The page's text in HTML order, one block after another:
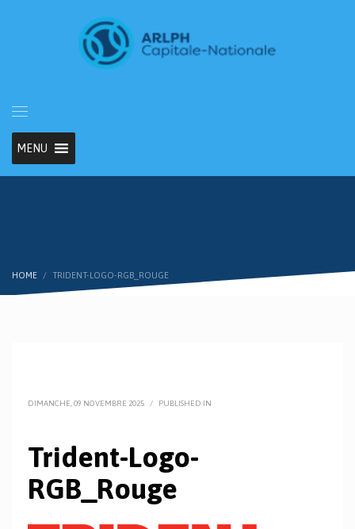
MENU
HOME TRIDENT-LOGO-RGB_ROUGE
DIMANCHE, 09 NOVEMBRE 2025 / PUBLISHED IN
Trident-Logo-
RGB_Rouge